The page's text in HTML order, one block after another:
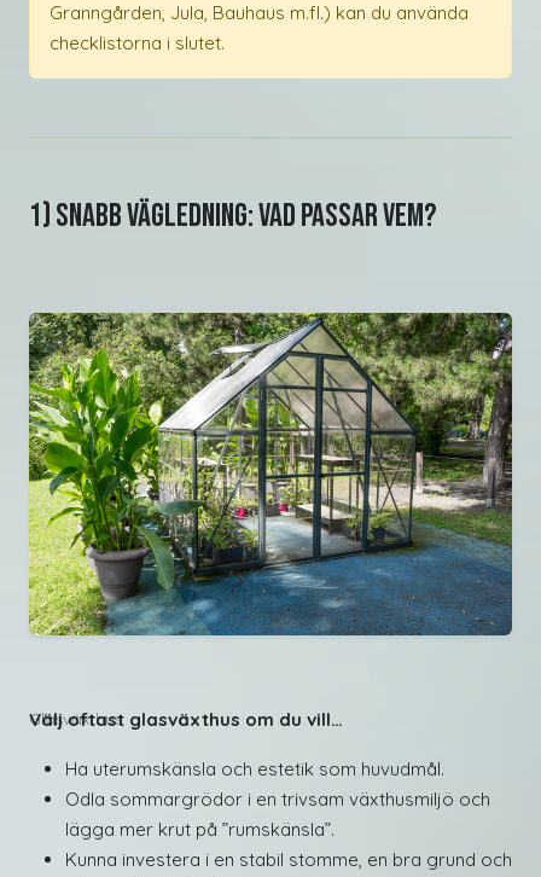
Granngården, Jula, Bauhaus m.fl.) kan du använda
checklistorna i slutet.
1) Snabb vägledning: Vad passar vem?
Glasväxthus
Välj oftast glasväxthus om du vill…
Ha uterumskänsla och estetik som huvudmål.
Odla sommargrödor i en trivsam växthusmiljö och
lägga mer krut på ”rumskänsla”.
Kunna investera i en stabil stomme, en bra grund och